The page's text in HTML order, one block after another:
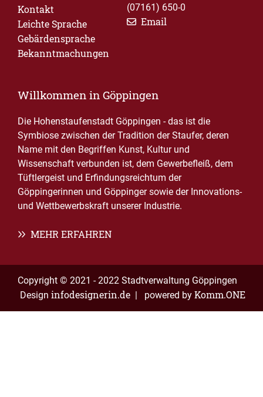
Kontakt
Leichte Sprache
Gebärdensprache
Bekanntmachungen
(07161) 650-0
Email
Willkommen in Göppingen
Die Hohenstaufenstadt Göppingen - das ist die
Symbiose zwischen der Tradition der Staufer, deren
Name mit den Begriffen Kunst, Kultur und
Wissenschaft verbunden ist, dem Gewerbefleiß, dem
Tüftlergeist und Erfindungsreichtum der
Göppingerinnen und Göppinger sowie der Innovations-
und Wettbewerbskraft unserer Industrie.
MEHR ERFAHREN
Copyright © 2021 - 2022 Stadtverwaltung Göppingen
Design infodesignerin.de | powered by Komm.ONE